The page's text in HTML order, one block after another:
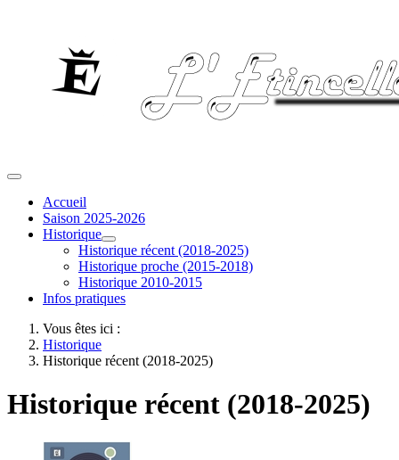
Accueil
Saison 2025-2026
Historique
Historique récent (2018-2025)
Historique proche (2015-2018)
Historique 2010-2015
Infos pratiques
Vous êtes ici :
Historique
Historique récent (2018-2025)
Historique récent (2018-2025)